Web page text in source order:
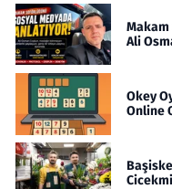
Makam
Ali
Okey
Online